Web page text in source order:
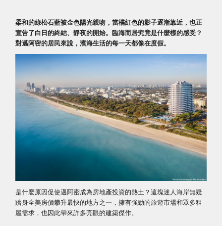
柔和的綠松石藍被金色陽光親吻，當橘紅色的影子逐漸靠近，也正
宣告了白日的終結、靜夜的開始。臨海而居究竟是什麼樣的感受？
對邁阿密的居民來說，濱海生活的每一天都像在度假。
是什麼原因促使邁阿密成為房地產投資的熱土？這塊迷人海岸無疑
躋身全美房價攀升最快的地方之一，擁有強勁的旅遊市場和眾多租
屋需求，也因此帶來許多亮眼的建築傑作。